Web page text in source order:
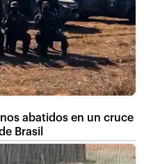
abatidos en un cruce
Brasil